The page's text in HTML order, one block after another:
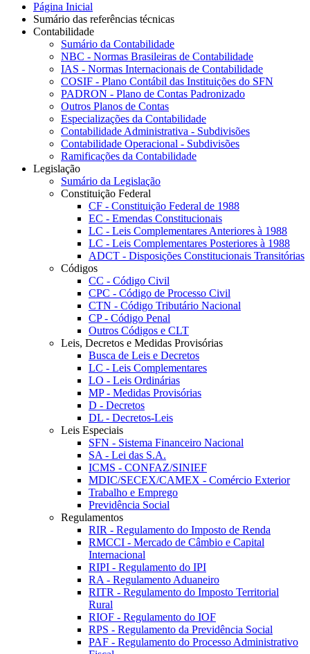
Página Inicial
Sumário das referências técnicas
Contabilidade
Sumário da Contabilidade
NBC - Normas Brasileiras de Contabilidade
IAS - Normas Internacionais de Contabilidade
COSIF - Plano Contábil das Instituições do SFN
PADRON - Plano de Contas Padronizado
Outros Planos de Contas
Especializações da Contabilidade
Contabilidade Administrativa - Subdivisões
Contabilidade Operacional - Subdivisões
Ramificações da Contabilidade
Legislação
Sumário da Legislação
Constituição Federal
CF - Constituição Federal de 1988
EC - Emendas Constitucionais
LC - Leis Complementares Anteriores à 1988
LC - Leis Complementares Posteriores à 1988
ADCT - Disposições Constitucionais Transitórias
Códigos
CC - Código Civil
CPC - Código de Processo Civil
CTN - Código Tributário Nacional
CP - Código Penal
Outros Códigos e CLT
Leis, Decretos e Medidas Provisórias
Busca de Leis e Decretos
LC - Leis Complementares
LO - Leis Ordinárias
MP - Medidas Provisórias
D - Decretos
DL - Decretos-Leis
Leis Especiais
SFN - Sistema Financeiro Nacional
SA - Lei das S.A.
ICMS - CONFAZ/SINIEF
MDIC/SECEX/CAMEX - Comércio Exterior
Trabalho e Emprego
Previdência Social
Regulamentos
RIR - Regulamento do Imposto de Renda
RMCCI - Mercado de Câmbio e Capital
Internacional
RIPI - Regulamento do IPI
RA - Regulamento Aduaneiro
RITR - Regulamento do Imposto Territorial
Rural
RIOF - Regulamento do IOF
RPS - Regulamento da Previdência Social
PAF - Regulamento do Processo Administrativo